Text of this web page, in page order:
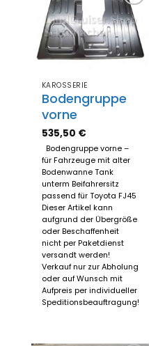
Zum
Merkzettel
hinzufügen
KAROSSERIE
Bodengruppe
vorne
535,50 €
Bodengruppe vorne –
für Fahrzeuge mit alter
Bodenwanne Tank
unterm Beifahrersitz
passend für Toyota FJ45
Dieser Artikel kann
aufgrund der Übergröße
oder Beschaffenheit
nicht per Paketdienst
versandt werden!
Verkauf nur zur Abholung
oder auf Wunsch mit
Aufpreis per individueller
Speditionsbeauftragung!